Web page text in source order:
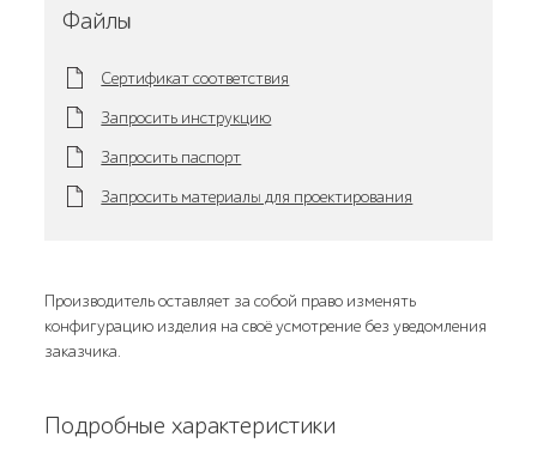
Файлы
Сертификат соответствия
Запросить инструкцию
Запросить паспорт
Запросить материалы для проектирования
Производитель оставляет за собой право изменять
конфигурацию изделия на своё усмотрение без уведомления
заказчика.
Подробные характеристики